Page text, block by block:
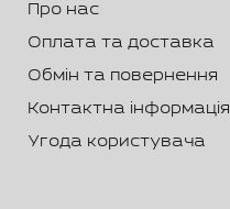
Про нас
Оплата та доставка
Обмін та повернення
Контактна інформація
Угода користувача